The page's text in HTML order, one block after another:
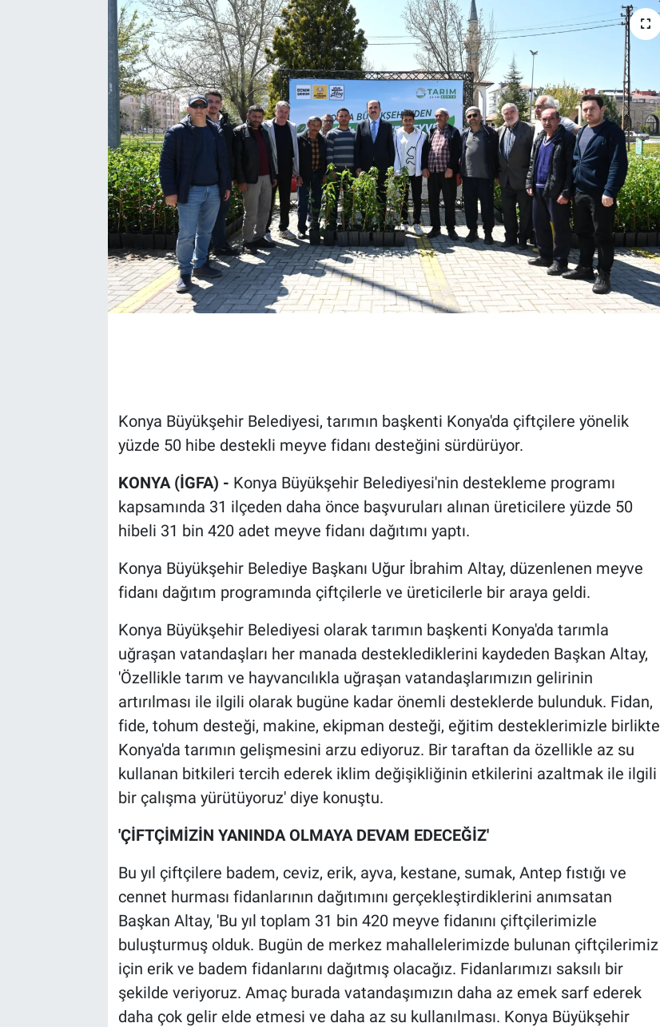
Konya Büyükşehir Belediyesi, tarımın başkenti Konya'da çiftçilere yönelik
yüzde 50 hibe destekli meyve fidanı desteğini sürdürüyor.
KONYA (İGFA) - Konya Büyükşehir Belediyesi'nin destekleme programı
kapsamında 31 ilçeden daha önce başvuruları alınan üreticilere yüzde 50
hibeli 31 bin 420 adet meyve fidanı dağıtımı yaptı.
Konya Büyükşehir Belediye Başkanı Uğur İbrahim Altay, düzenlenen meyve
fidanı dağıtım programında çiftçilerle ve üreticilerle bir araya geldi.
Konya Büyükşehir Belediyesi olarak tarımın başkenti Konya'da tarımla
uğraşan vatandaşları her manada desteklediklerini kaydeden Başkan Altay,
'Özellikle tarım ve hayvancılıkla uğraşan vatandaşlarımızın gelirinin
artırılması ile ilgili olarak bugüne kadar önemli desteklerde bulunduk. Fidan,
fide, tohum desteği, makine, ekipman desteği, eğitim desteklerimizle birlikte
Konya'da tarımın gelişmesini arzu ediyoruz. Bir taraftan da özellikle az su
kullanan bitkileri tercih ederek iklim değişikliğinin etkilerini azaltmak ile ilgili
bir çalışma yürütüyoruz' diye konuştu.
'ÇİFTÇİMİZİN YANINDA OLMAYA DEVAM EDECEĞİZ'
Bu yıl çiftçilere badem, ceviz, erik, ayva, kestane, sumak, Antep fıstığı ve
cennet hurması fidanlarının dağıtımını gerçekleştirdiklerini anımsatan
Başkan Altay, 'Bu yıl toplam 31 bin 420 meyve fidanını çiftçilerimizle
buluşturmuş olduk. Bugün de merkez mahallelerimizde bulunan çiftçilerimiz
için erik ve badem fidanlarını dağıtmış olacağız. Fidanlarımızı saksılı bir
şekilde veriyoruz. Amaç burada vatandaşımızın daha az emek sarf ederek
daha çok gelir elde etmesi ve daha az su kullanılması. Konya Büyükşehir